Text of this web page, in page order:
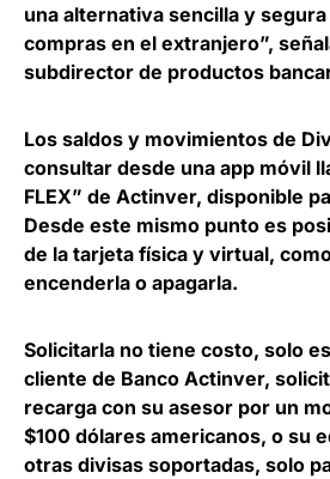
una alternativa sencilla y
compras en el extranjero”,
subdirector de productos
Los saldos y movimientos de
consultar desde una app móvil
FLEX” de Actinver, disponible
Desde este mismo punto es
de la tarjeta física y virtual,
encenderla o apagarla.
Solicitarla no tiene costo, solo
cliente de Banco Actinver,
recarga con su asesor por un
$100 dólares americanos, o su
otras divisas soportadas, solo